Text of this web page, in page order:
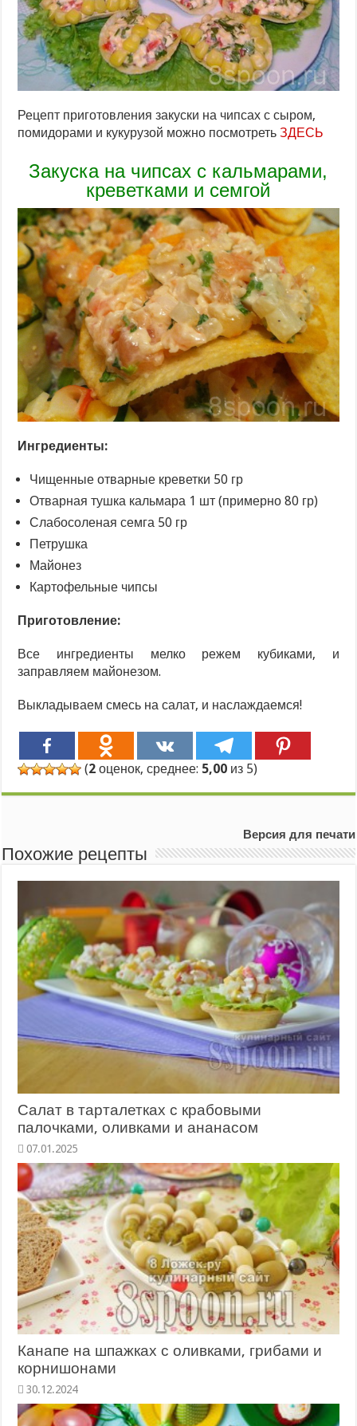
Рецепт приготовления закуски на чипсах с сыром,
помидорами и кукурузой можно посмотретьЗДЕСЬ
Закуска на чипсах с кальмарами,
креветками и семгой
Ингредиенты:
Чищенные отварные креветки 50 гр
Отварная тушка кальмара 1 шт (примерно 80 гр)
Слабосоленая семга 50 гр
Петрушка
Майонез
Картофельные чипсы
Приготовление:
Все ингредиенты мелко режем кубиками, и
заправляем майонезом.
Выкладываем смесь на салат, и наслаждаемся!
(2 оценок, среднее: 5,00 из 5)
Версия для печати
Похожие рецепты
Салат в тарталетках с крабовыми
палочками, оливками и ананасом
Канапе на шпажках с оливками, грибами и
корнишонами